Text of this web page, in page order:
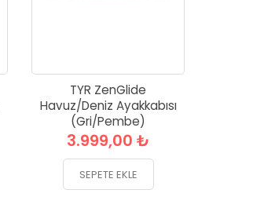
TYR ZenGlide
Havuz/Deniz Ayakkabısı
(Gri/Pembe)
3.999,00 ₺
SEPETE EKLE